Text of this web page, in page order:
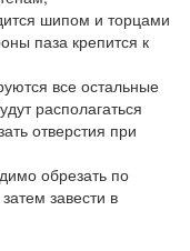
шипом и торцами
паза крепится к
все остальные
располагаться
отверстия при
обрезать по
завести в